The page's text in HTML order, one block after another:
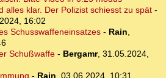
alles klar. Der Polizist schiesst zu spät -
16:02
Schusswaffeneinsatzes- Rain,
Schußwaffe- Bergamr, 31.05.2024,
- Rain, 03.06.2024, 10:31